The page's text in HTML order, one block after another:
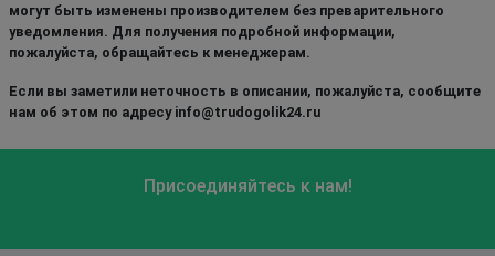
могут быть изменены производителем без преварительного
уведомления. Для получения подробной информации,
пожалуйста, обращайтесь к менеджерам.
Если вы заметили неточность в описании, пожалуйста, сообщите
нам об этом по адресу info@trudogolik24.ru
Присоединяйтесь к нам!